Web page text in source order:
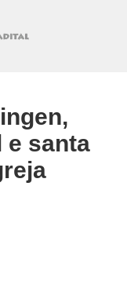
e santa